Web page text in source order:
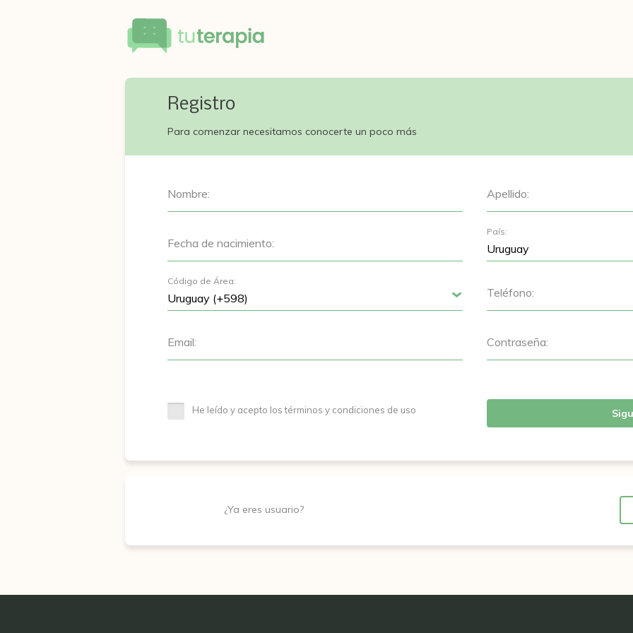
Registro
Para comenzar necesitamos conocerte un poco más
Nombre: Apellido:
Fecha de nacimiento:
País:
Código de Área:
Teléfono:
Email: Contraseña:
He leído y acepto los términos y condiciones de uso
¿Ya eres usuario?